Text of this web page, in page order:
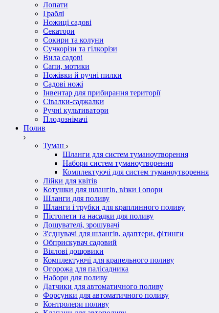
Лопати
Граблі
Ножиці садові
Секатори
Сокири та колуни
Сучкорізи та гілкорізи
Вила садові
Сапи, мотики
Ножівки й ручні пилки
Садові ножі
Інвентар для прибирання території
Сівалки-саджалки
Ручні культиватори
Плодознімачі
Полив
Туман
Шланги для систем туманоутворення
Набори систем туманоутворення
Комплектуючі для систем туманоутворення
Лійки для квітів
Котушки для шлангів, візки і опори
Шланги для поливу
Шланги і трубки для краплинного поливу
Пістолети та насадки для поливу
Дощувателі, зрошувачі
З'єднувачі для шлангів, адаптери, фітинги
Обприскувач садовий
Віялові дощовики
Комплектуючі для крапельного поливу
Огорожа для палісадника
Набори для поливу
Датчики для автоматичного поливу
Форсунки для автоматичного поливу
Контролери поливу